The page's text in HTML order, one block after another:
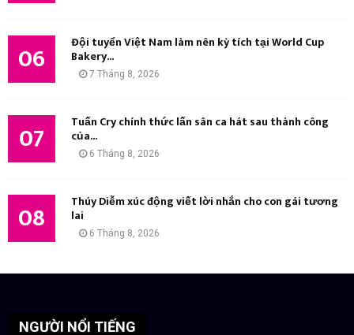
06 Đội tuyển Việt Nam làm nên kỳ tích tại World Cup
Bakery...
7 Tháng 8, 2026
07 Tuấn Cry chính thức lấn sân ca hát sau thành công
của...
6 Tháng 8, 2026
08 Thúy Diễm xúc động viết lời nhắn cho con gái tương
lai
6 Tháng 8, 2026
NGƯỜI NỔI TIẾNG